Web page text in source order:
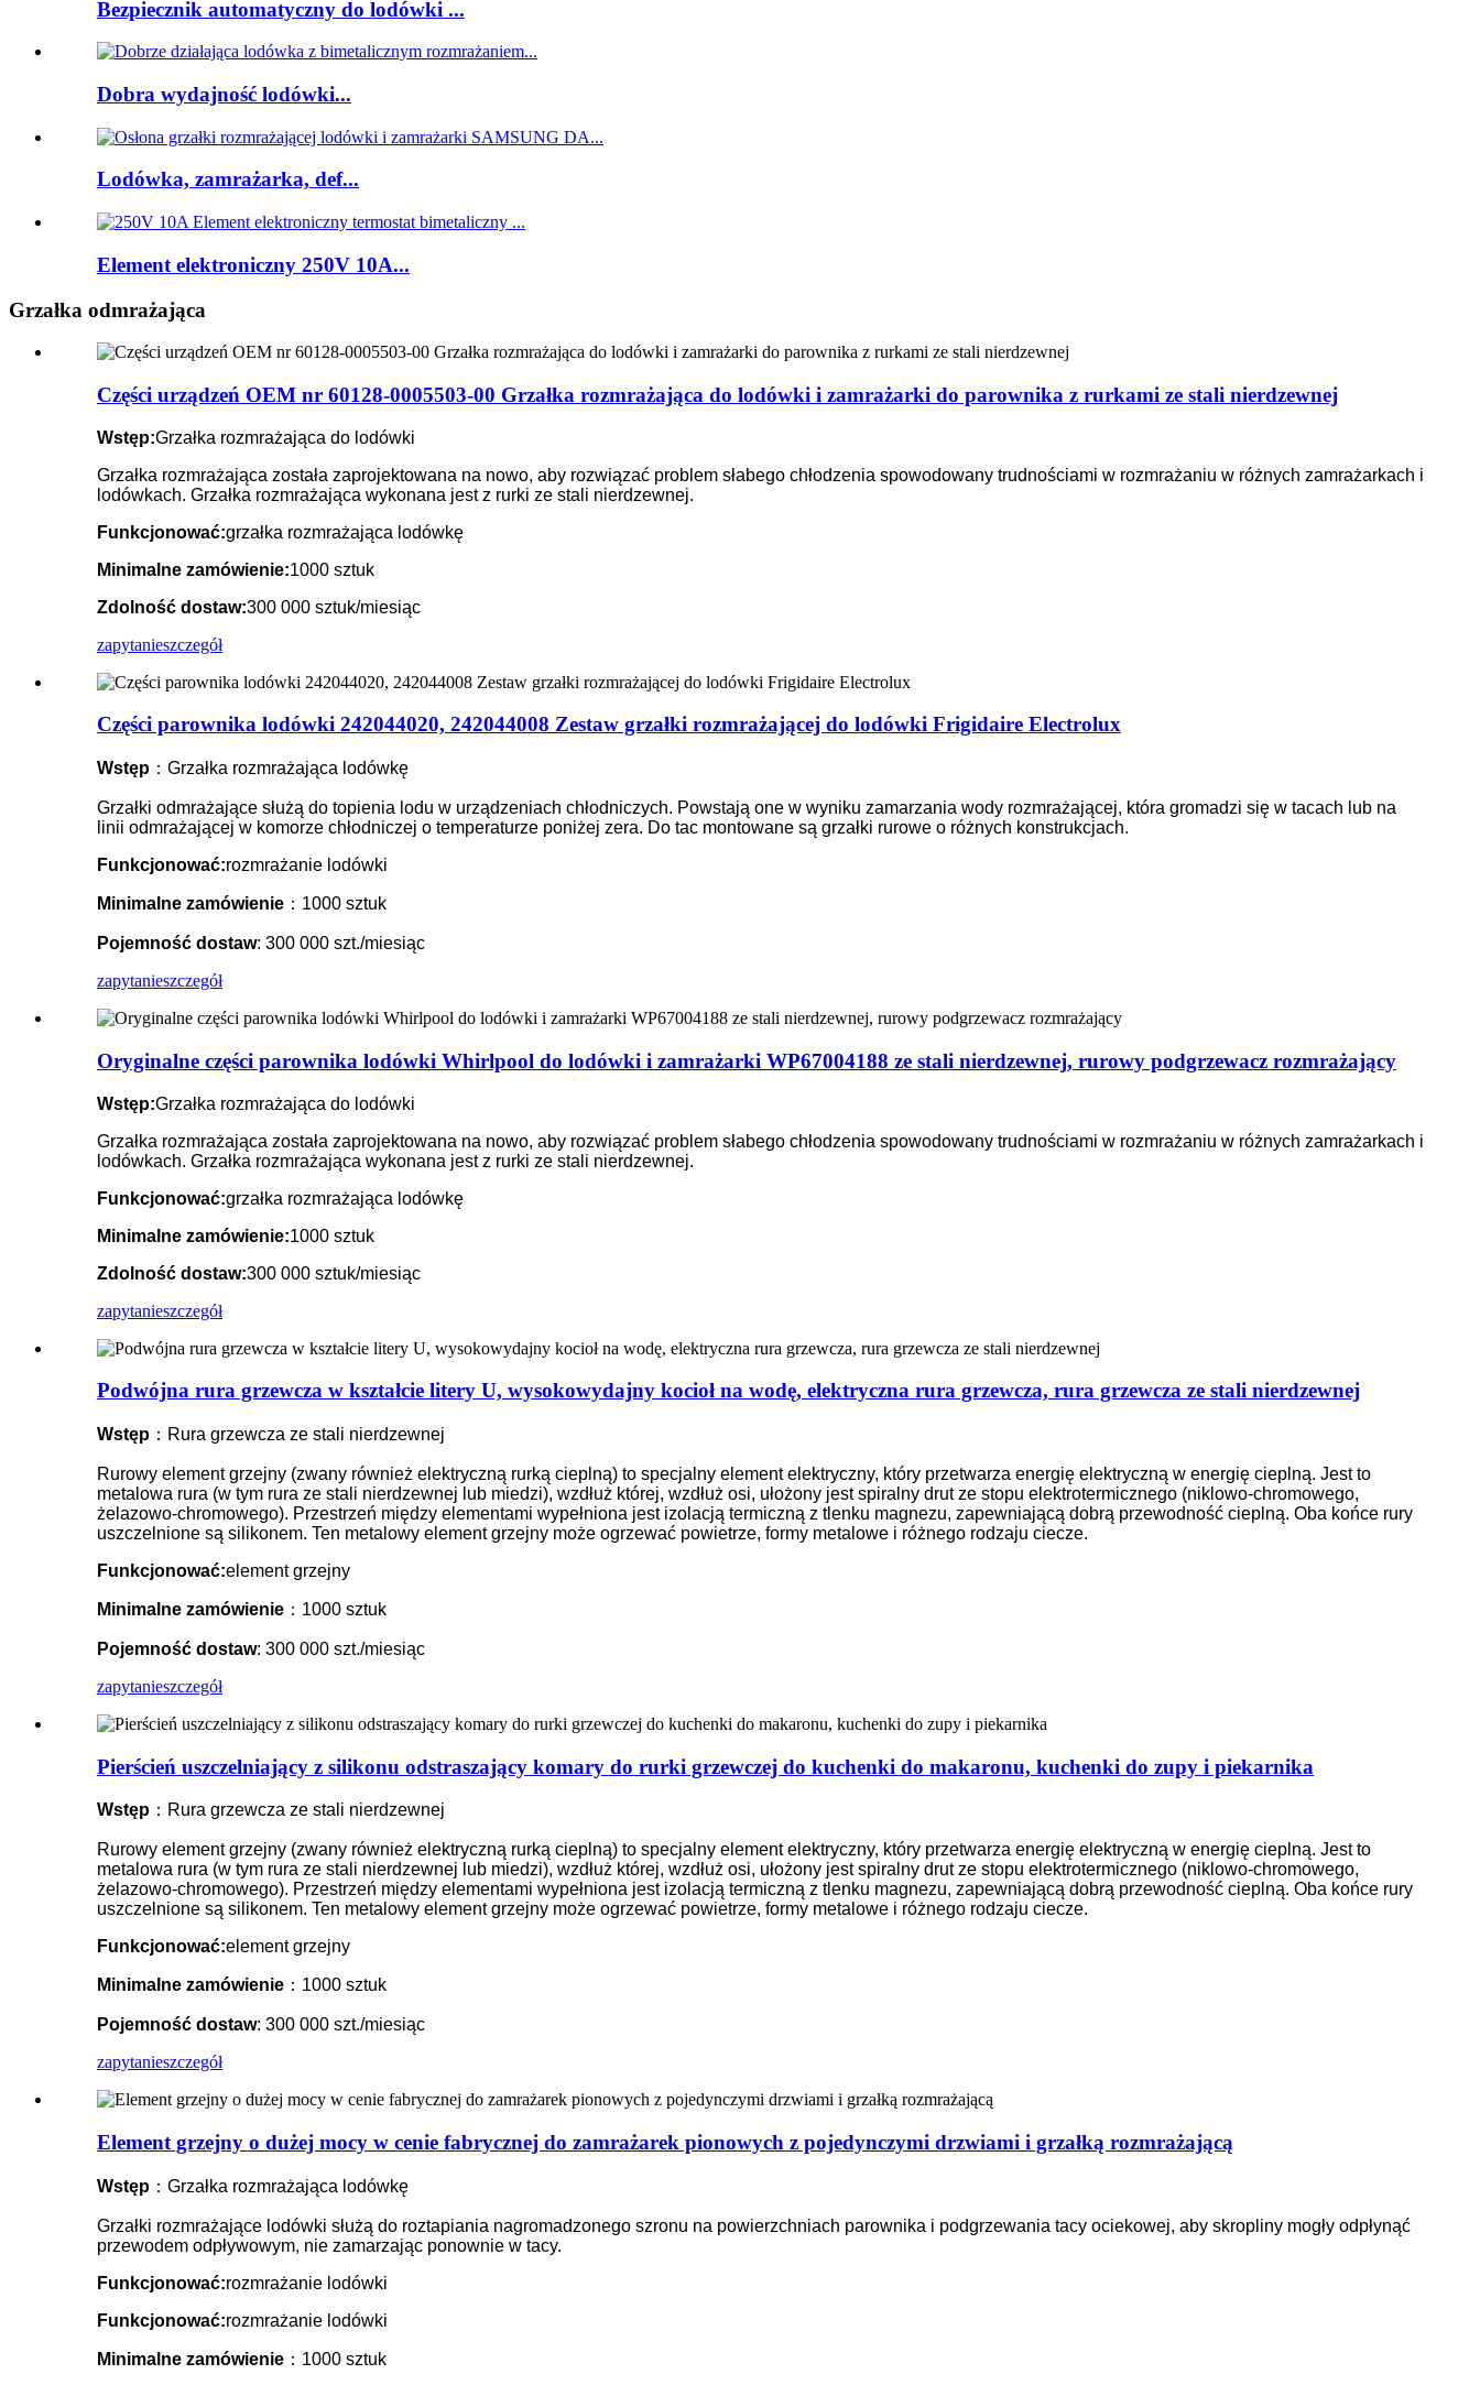
Bezpiecznik automatyczny do lodówki ...
Dobra wydajność lodówki...
Lodówka, zamrażarka, def...
Element elektroniczny 250V 10A...
Grzałka odmrażająca
Części urządzeń OEM nr 60128-0005503-00 Grzałka rozmrażająca do lodówki i zamrażarki do parownika z rurkami ze stali nierdzewnej
Wstęp:Grzałka rozmrażająca do lodówki
Grzałka rozmrażająca została zaprojektowana na nowo, aby rozwiązać problem słabego chłodzenia spowodowany trudnościami w rozmrażaniu w różnych zamrażarkach i
lodówkach. Grzałka rozmrażająca wykonana jest z rurki ze stali nierdzewnej.
Funkcjonować:grzałka rozmrażająca lodówkę
Minimalne zamówienie:1000 sztuk
Zdolność dostaw:300 000 sztuk/miesiąc
zapytanieszczegół
Części parownika lodówki 242044020, 242044008 Zestaw grzałki rozmrażającej do lodówki Frigidaire Electrolux
Wstęp ：Grzałka rozmrażająca lodówkę
Grzałki odmrażające służą do topienia lodu w urządzeniach chłodniczych. Powstają one w wyniku zamarzania wody rozmrażającej, która gromadzi się w tacach lub na
linii odmrażającej w komorze chłodniczej o temperaturze poniżej zera. Do tac montowane są grzałki rurowe o różnych konstrukcjach.
Funkcjonować:rozmrażanie lodówki
Minimalne zamówienie ：1000 sztuk
Pojemność dostaw: 300 000 szt./miesiąc
zapytanieszczegół
Oryginalne części parownika lodówki Whirlpool do lodówki i zamrażarki WP67004188 ze stali nierdzewnej, rurowy podgrzewacz rozmrażający
Wstęp:Grzałka rozmrażająca do lodówki
Grzałka rozmrażająca została zaprojektowana na nowo, aby rozwiązać problem słabego chłodzenia spowodowany trudnościami w rozmrażaniu w różnych zamrażarkach i
lodówkach. Grzałka rozmrażająca wykonana jest z rurki ze stali nierdzewnej.
Funkcjonować:grzałka rozmrażająca lodówkę
Minimalne zamówienie:1000 sztuk
Zdolność dostaw:300 000 sztuk/miesiąc
zapytanieszczegół
Podwójna rura grzewcza w kształcie litery U, wysokowydajny kocioł na wodę, elektryczna rura grzewcza, rura grzewcza ze stali nierdzewnej
Wstęp ：Rura grzewcza ze stali nierdzewnej
Rurowy element grzejny (zwany również elektryczną rurką cieplną) to specjalny element elektryczny, który przetwarza energię elektryczną w energię cieplną. Jest to
metalowa rura (w tym rura ze stali nierdzewnej lub miedzi), wzdłuż której, wzdłuż osi, ułożony jest spiralny drut ze stopu elektrotermicznego (niklowo-chromowego,
żelazowo-chromowego). Przestrzeń między elementami wypełniona jest izolacją termiczną z tlenku magnezu, zapewniającą dobrą przewodność cieplną. Oba końce rury
uszczelnione są silikonem. Ten metalowy element grzejny może ogrzewać powietrze, formy metalowe i różnego rodzaju ciecze.
Funkcjonować:element grzejny
Minimalne zamówienie ：1000 sztuk
Pojemność dostaw: 300 000 szt./miesiąc
zapytanieszczegół
Pierścień uszczelniający z silikonu odstraszający komary do rurki grzewczej do kuchenki do makaronu, kuchenki do zupy i piekarnika
Wstęp ：Rura grzewcza ze stali nierdzewnej
Rurowy element grzejny (zwany również elektryczną rurką cieplną) to specjalny element elektryczny, który przetwarza energię elektryczną w energię cieplną. Jest to
metalowa rura (w tym rura ze stali nierdzewnej lub miedzi), wzdłuż której, wzdłuż osi, ułożony jest spiralny drut ze stopu elektrotermicznego (niklowo-chromowego,
żelazowo-chromowego). Przestrzeń między elementami wypełniona jest izolacją termiczną z tlenku magnezu, zapewniającą dobrą przewodność cieplną. Oba końce rury
uszczelnione są silikonem. Ten metalowy element grzejny może ogrzewać powietrze, formy metalowe i różnego rodzaju ciecze.
Funkcjonować:element grzejny
Minimalne zamówienie ：1000 sztuk
Pojemność dostaw: 300 000 szt./miesiąc
zapytanieszczegół
Element grzejny o dużej mocy w cenie fabrycznej do zamrażarek pionowych z pojedynczymi drzwiami i grzałką rozmrażającą
Wstęp ：Grzałka rozmrażająca lodówkę
Grzałki rozmrażające lodówki służą do roztapiania nagromadzonego szronu na powierzchniach parownika i podgrzewania tacy ociekowej, aby skropliny mogły odpłynąć
przewodem odpływowym, nie zamarzając ponownie w tacy.
Funkcjonować:rozmrażanie lodówki
Funkcjonować:rozmrażanie lodówki
Minimalne zamówienie ：1000 sztuk